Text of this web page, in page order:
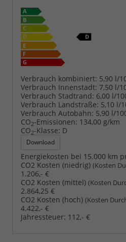
Verbrauch kombiniert: 5,90 l/
Verbrauch Innenstadt: 7,50 l/
Verbrauch Stadtrand: 6,00 l/
Verbrauch Landstraße: 5,10 l/
Verbrauch Autobahn: 5,90 l/
CO2-Emissionen: 134,00 g/km
CO2-Klasse: D
Download
Energiekosten bei 15.000 km
CO2 Kosten (niedrig) (Kosten
1.206,- €
CO2 Kosten (mittel) (Kosten
2.864,25 €
CO2 Kosten (hoch) (Kosten
4.422,- €
Jahressteuer: 112,- €